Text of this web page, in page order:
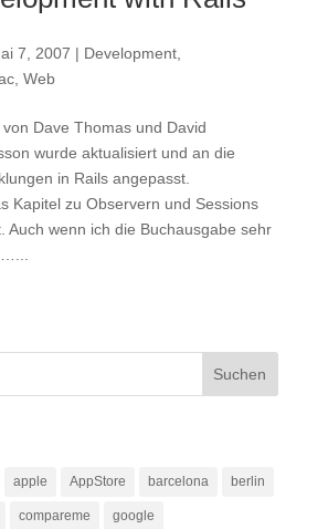
7, 2007 | Development,
, Web
Dave Thomas und David
wurde aktualisiert und an die
in Rails angepasst.
Kapitel zu Observern und Sessions
Auch wenn ich die Buchausgabe sehr
apple AppStore barcelona berlin
compareme google